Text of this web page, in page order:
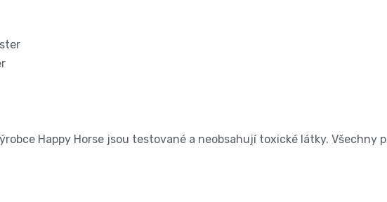
Happy Horse jsou testované a neobsahují toxické látky. Všechny